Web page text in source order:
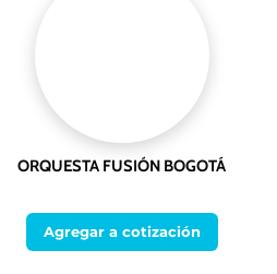
ORQUESTA FUSIÓN BOGOTÁ
Agregar a cotización